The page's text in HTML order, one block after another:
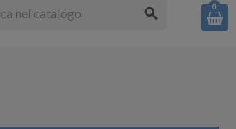
search 0